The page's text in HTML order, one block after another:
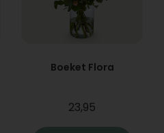
Boeket Flora
23,95